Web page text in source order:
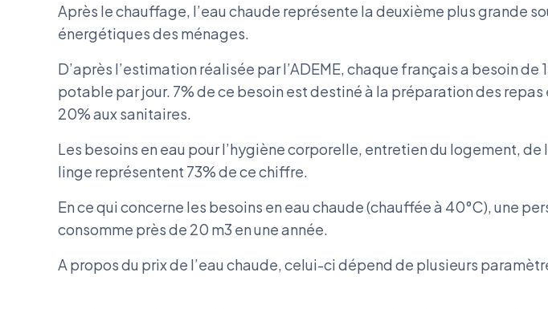
Après le chauffage, l’eau chaude représente la deuxième plus grande
énergétiques des ménages.
D’après l’estimation réalisée par l’ADEME, chaque français a besoin de
potable par jour. 7% de ce besoin est destiné à la préparation des repas
20% aux sanitaires.
Les besoins en eau pour l’hygiène corporelle, entretien du logement, de
linge représentent 73% de ce chiffre.
En ce qui concerne les besoins en eau chaude (chauffée à 40°C), une
consomme près de 20 m3 en une année.
A propos du prix de l’eau chaude, celui-ci dépend de plusieurs